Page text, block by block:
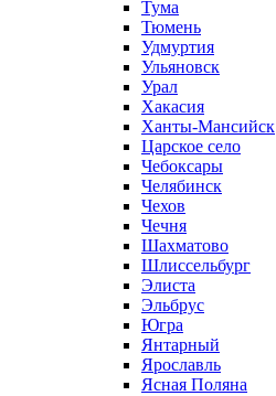
Тума
Тюмень
Удмуртия
Ульяновск
Урал
Хакасия
Ханты-Мансийск
Царское село
Чебоксары
Челябинск
Чехов
Чечня
Шахматово
Шлиссельбург
Элиста
Эльбрус
Югра
Янтарный
Ярославль
Ясная Поляна